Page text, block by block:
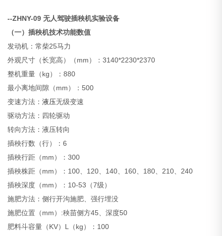
--ZHNY-09 无人驾驶插秧机实验设备
（一）插秧机技术功能数值
发动机：常柴25马力
外观尺寸（长宽高）（mm）：3140*2230*2370
整机重量（kg）：880
最小离地间隙（mm）：500
变速方法：液压无级变速
驱动方法：四轮驱动
转向方法：液压转向
插秧行数（行）：6
插秧行距（mm）：300
插秧株距（mm）：100、120、140、160、180、210、240
插秧深度（mm）：10-53（7级）
施肥方法：侧行开沟施肥、强行埋没
施肥位置（mm）:秧苗侧方45、深度50
肥料斗容量（KV）L（kg）：100